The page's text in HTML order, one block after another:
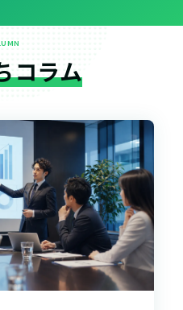
コラム